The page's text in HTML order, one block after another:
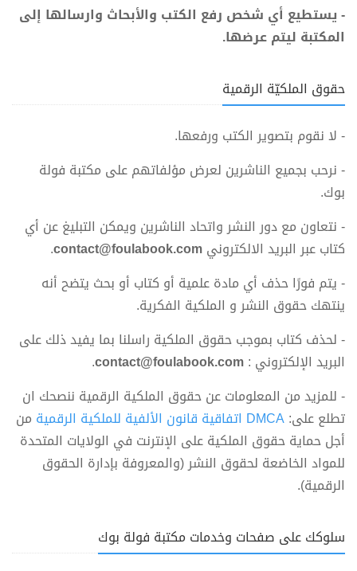
- يستطيع أي شخص رفع الكتب والأبحاث وارسالها إلى
المكتبة ليتم عرضها.
حقوق الملكيّة الرقمية
- لا نقوم بتصوير الكتب ورفعها.
- نرحب بجميع الناشرين لعرض مؤلفاتهم على مكتبة فولة
بوك.
- نتعاون مع دور النشر واتحاد الناشرين ويمكن التبليغ عن أي
كتاب عبر البريد الالكترونيcontact@foulabook.com
.
- يتم فورًا حذف أي مادة علمية أو كتاب أو بحث يتضح أنه
ينتهك حقوق النشر و الملكية الفكرية.
- لحذف كتاب بموجب حقوق الملكية راسلنا بما يفيد ذلك على
البريد الإلكتروني :contact@foulabook.com
.
- للمزيد من المعلومات عن حقوق الملكية الرقمية ننصحك ان
تطلع على:DMCA اتفاقية قانون الألفية للملكية الرقمية
من
أجل حماية حقوق الملكية على الإنترنت في الولايات المتحدة
للمواد الخاضعة لحقوق النشر (والمعروفة بإدارة الحقوق
الرقمية).
سلوكك على صفحات وخدمات مكتبة فولة بوك